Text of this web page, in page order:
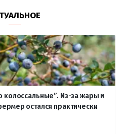
колоссальные”. Из-за жары и
остался практически